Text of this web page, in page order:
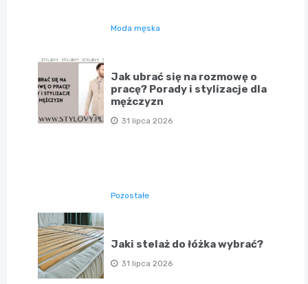
Moda męska
Jak ubrać się na rozmowę o
pracę? Porady i stylizacje dla
mężczyzn
31 lipca 2026
Pozostałe
Jaki stelaż do łóżka wybrać?
31 lipca 2026